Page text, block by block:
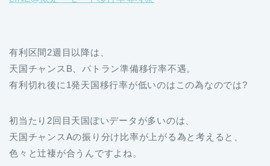
有利区間2週目以降は、
天国チャンスB、パトラン準備移行率不遇。
有利切れ後に1発天国移行率が低いのはこの為なのでは?
初当たり2回目天国ぽいデータが多いのは、
天国チャンスAの振り分け比率が上がる為と考えると、
色々と辻褄が合うんですよね。